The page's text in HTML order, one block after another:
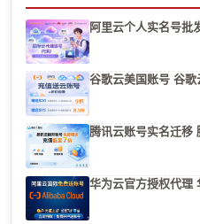
阿里云个人实名号批
谷歌云美国账号 谷
腾讯云账号实名迁移
华为云官方授权代理